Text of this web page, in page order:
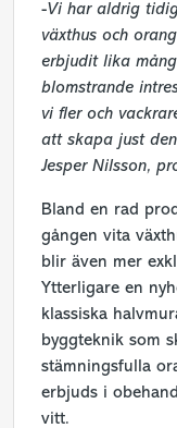
-Vi har aldrig
växthus och
erbjudit lika
blomstrande
vi fler och
att skapa just
Jesper Nilsson,
Bland en rad
gången vita
blir även mer
Ytterligare en
klassiska
byggteknik som
stämningsfulla
erbjuds i
vitt.